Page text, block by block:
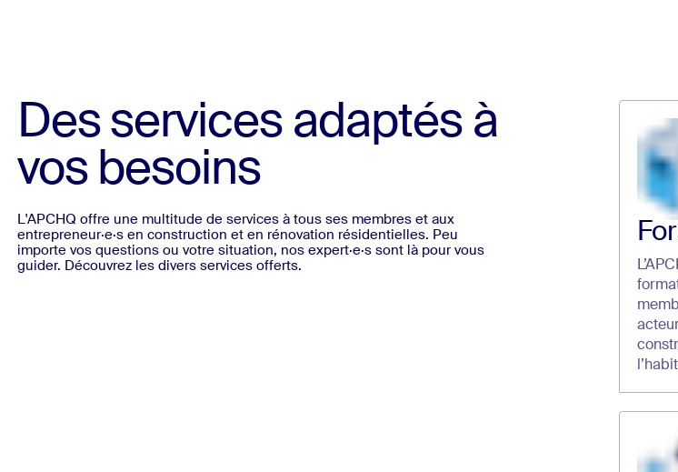
Des services adaptés à
vos besoins
L'APCHQ offre une multitude de services à tous ses membres et aux
entrepreneur·e·s en construction et en rénovation résidentielles. Peu
importe vos questions ou votre situation, nos expert·e·s sont là pour vous
guider. Découvrez les divers services offerts.